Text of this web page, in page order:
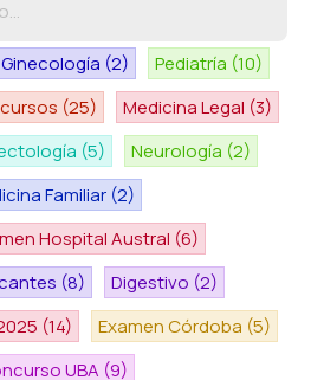
Ginecología (2) Pediatría (10)
(25) Medicina Legal (3)
(5) Neurología (2)
Familiar (2)
Hospital Austral (6)
(8) Digestivo (2)
(14) Examen Córdoba (5)
UBA (9)